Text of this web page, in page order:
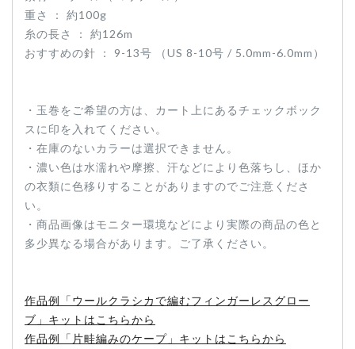
重さ ： 約100g
糸の長さ ： 約126m
おすすめの針 ： 9-13号 （US 8-10号 / 5.0mm-6.0mm）
・玉巻をご希望の方は、カート上にあるチェックボック
スに印を入れてください。
・在庫のないカラーは選択できません。
・濃い色は水濡れや摩擦、汗などにより色落ちし、ほか
の衣類に色移りすることがありますのでご注意くださ
い。
・商品画像はモニター環境などにより実際の商品の色と
多少異なる場合があります。ご了承ください。
作品例「ウールクラシカで編むフィンガーレスグロー
ブ」キットはこちらから
作品例「片畦編みのケープ」キットはこちらから